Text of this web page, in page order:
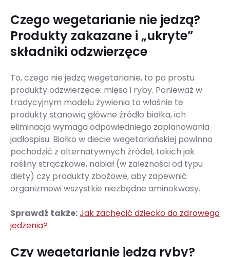
Czego wegetarianie nie jedzą?
Produkty zakazane i „ukryte”
składniki odzwierzęce
To, czego nie jedzą wegetarianie, to po prostu
produkty odzwierzęce: mięso i ryby. Ponieważ w
tradycyjnym modelu żywienia to właśnie te
produkty stanowią główne źródło białka, ich
eliminacja wymaga odpowiedniego zaplanowania
jadłospisu. Białko w diecie wegetariańskiej powinno
pochodzić z alternatywnych źródeł, takich jak
rośliny strączkowe, nabiał (w zależności od typu
diety) czy produkty zbożowe, aby zapewnić
organizmowi wszystkie niezbędne aminokwasy.
Sprawdź także:Jak zachęcić dziecko do zdrowego
jedzenia?
Czy wegetarianie jedzą ryby?